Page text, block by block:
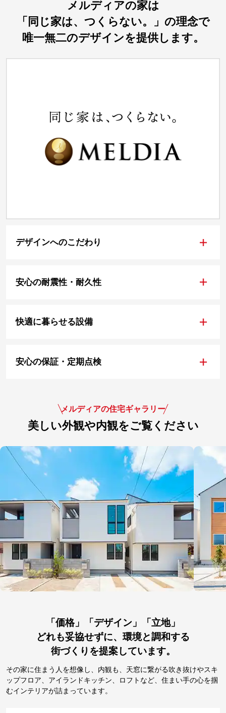
メルディアの家は
「同じ家は、つくらない。」の理念で
唯一無二のデザインを提供します。
デザインへのこだわり +
安心の耐震性・耐久性 +
快適に暮らせる設備 +
安心の保証・定期点検 +
メルディアの住宅ギャラリー
美しい外観や内観をご覧ください
「価格」「デザイン」「立地」
どれも妥協せずに、環境と調和する
街づくりを提案しています。
その家に住まう人を想像し、内観も、天窓に繋がる吹き抜けやスキ
ップフロア、アイランドキッチン、ロフトなど、住まい手の心を掴
むインテリアが詰まっています。